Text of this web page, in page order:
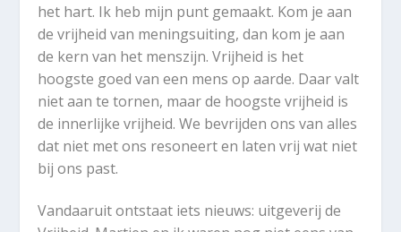
het hart. Ik heb mijn punt gemaakt. Kom je aan
de vrijheid van meningsuiting, dan kom je aan
de kern van het menszijn. Vrijheid is het
hoogste goed van een mens op aarde. Daar valt
niet aan te tornen, maar de hoogste vrijheid is
de innerlijke vrijheid. We bevrijden ons van alles
dat niet met ons resoneert en laten vrij wat niet
bij ons past.
Vandaaruit ontstaat iets nieuws: uitgeverij de